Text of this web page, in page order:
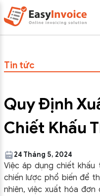
Tin tức
Quy Định
Chiết Khấu
24 Tháng 5, 2024
Việc áp dụng chiết
chiến lược phổ biến để
nhiên, việc xuất hóa